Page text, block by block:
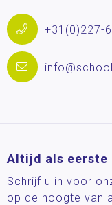
+31(0)227-
Altijd als eerste
Schrijf u in voor
op de hoogte van